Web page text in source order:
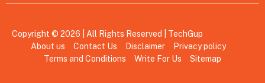
Copyright © 2026 | All Rights Reserved | TechGup
About us
Contact Us Disclaimer
Privacy policy
Terms and Conditions
Write For Us Sitemap